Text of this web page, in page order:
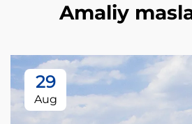
Amaliy
29
Aug